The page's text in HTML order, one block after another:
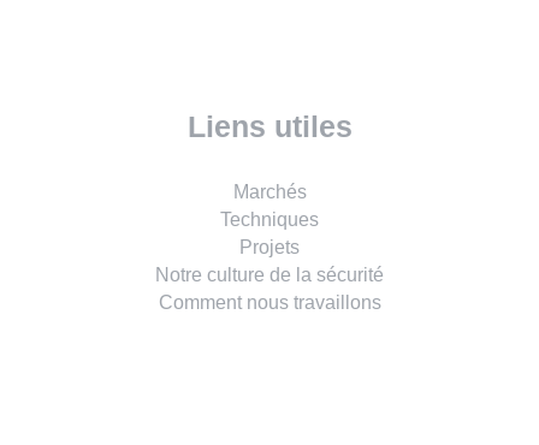
Liens utiles
Marchés
Techniques
Projets
Notre culture de la sécurité
Comment nous travaillons